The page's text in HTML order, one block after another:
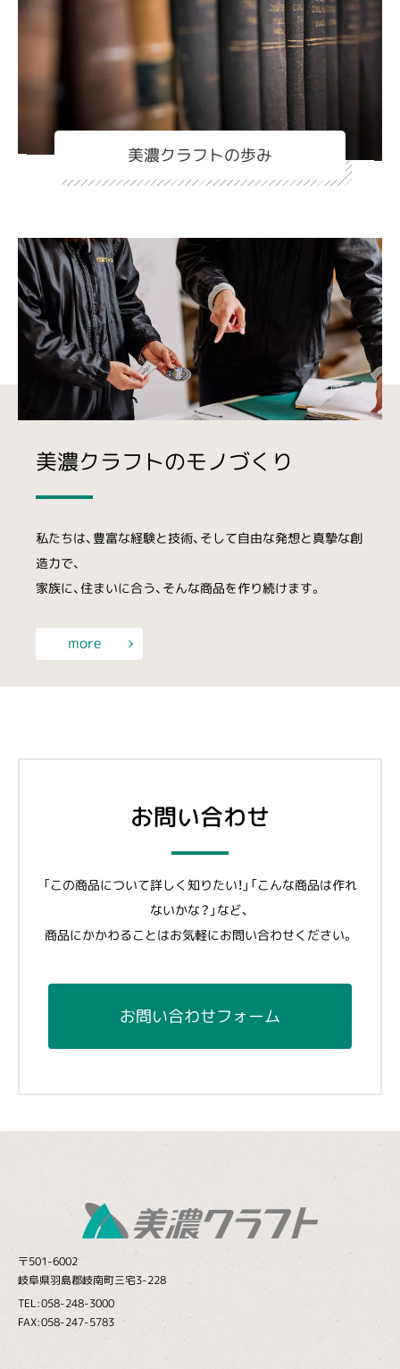
美濃クラフトの歩み
美濃クラフトのモノづくり
私たちは、豊富な経験と技術、そして自由な発想と真摯な創
造力で、
家族に、住まいに合う、そんな商品を作り続けます。
more
お問い合わせ
「この商品について詳しく知りたい！」「こんな商品は作れ
ないかな？」など、
商品にかかわることはお気軽にお問い合わせください。
お問い合わせフォーム
〒501-6002
岐阜県羽島郡岐南町三宅3-228
TEL:058-248-3000
FAX:058-247-5783